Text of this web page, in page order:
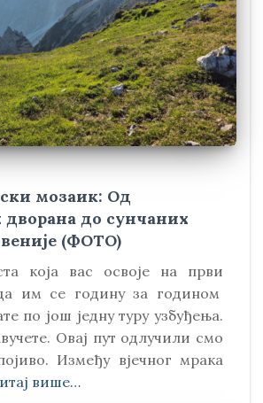
мозаик: Од
до сунчаних
(ФОТО)
која вас освоје на први
им се годину за годином
по још једну туру узбуђења.
Овај пут одлучили смо
Између вјечног мрака
више…